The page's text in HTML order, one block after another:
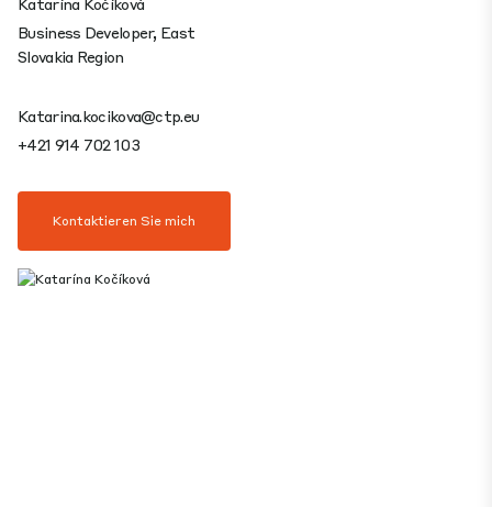
Business Developer, East
Slovakia Region
Katarina.kocikova@ctp.eu
+421 914 702 103
Kontaktieren Sie mich